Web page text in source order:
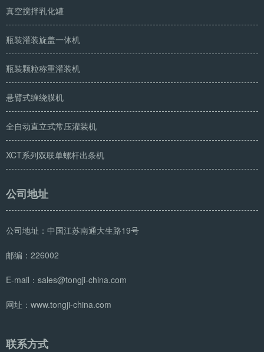
真空搅拌乳化罐
瓶装灌装旋盖一体机
瓶装颗粒称重灌装机
悬臂式缠绕膜机
全自动直立式常压灌装机
XCT系列双联单螺杆出条机
公司地址
公司地址：中国江苏南通大生路19号
邮编：226002
E-mail：sales@tongji-china.com
网址：www.tongji-china.com
联系方式